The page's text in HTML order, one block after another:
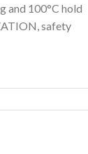
and 100°C hold
safety